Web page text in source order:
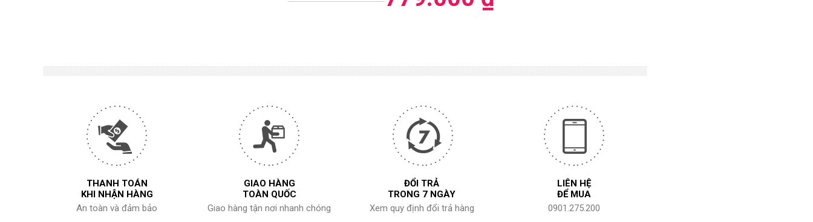
THANH TOÁN
KHI NHẬN HÀNG
An toàn và đảm bảo
GIAO HÀNG
TOÀN QUỐC
Giao hàng tận nơi nhanh chóng
ĐỔI TRẢ
TRONG 7 NGÀY
Xem quy định đổi trả hàng
LIÊN HỆ
ĐỂ MUA
0901.275.200